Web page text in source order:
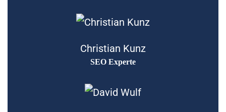
Christian Kunz
SEO Experte